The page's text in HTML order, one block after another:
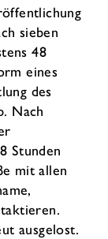
sieben
48
eines
des
Nach
Stunden
mit allen
ausgelost.